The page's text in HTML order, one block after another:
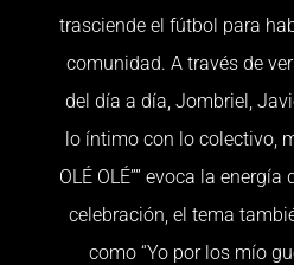
trasciende el fútbol para
comunidad. A través de
del día a día, Jombriel,
lo íntimo con lo colectivo,
OLÉ OLÉ”” evoca la
celebración, el tema
como “Yo por los mío